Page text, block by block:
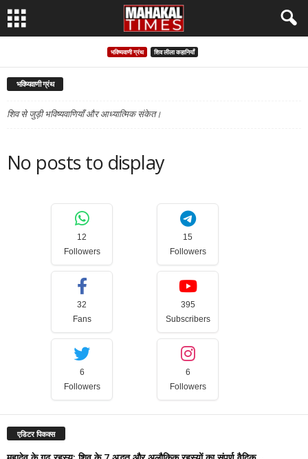
भविष्यवाणी ग्रंथ शिव लीला कहानियाँ
भविष्यवाणी ग्रंथ
शिव से जुड़ी भविष्यवाणियाँ और आध्यात्मिक संकेत।
No posts to display
12
Followers
15
Followers
32
Fans
395
Subscribers
6
Followers
6
Followers
एडिटर पिकक्स